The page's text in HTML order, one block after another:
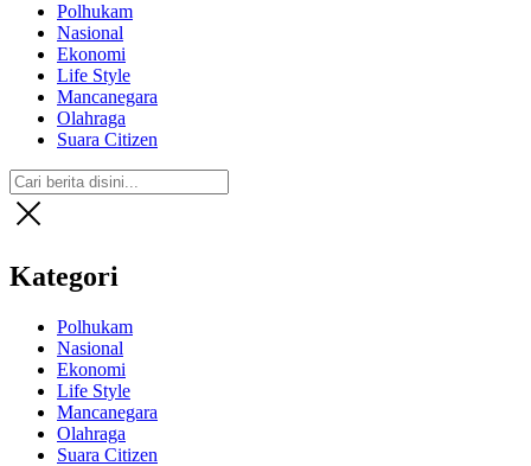
Polhukam
Nasional
Ekonomi
Life Style
Mancanegara
Olahraga
Suara Citizen
Kategori
Polhukam
Nasional
Ekonomi
Life Style
Mancanegara
Olahraga
Suara Citizen